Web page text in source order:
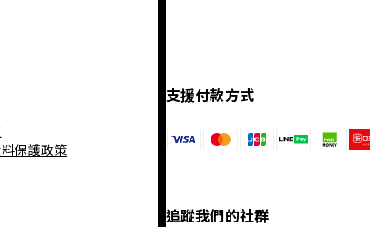
保護政策
支援付款方式
追蹤我們的社群